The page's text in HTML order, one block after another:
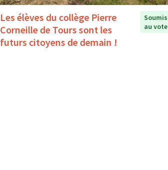
Les élèves du collège Pierre
Corneille de Tours sont les
futurs citoyens de demain !
Soumis
au vote